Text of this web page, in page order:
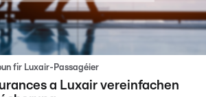
fir Luxair-Passagéier
a Luxair vereinfachen